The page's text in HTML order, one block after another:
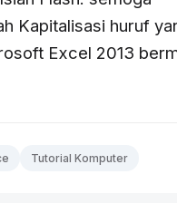
Kapitalisasi huruf
Excel 2013
Tutorial Komputer